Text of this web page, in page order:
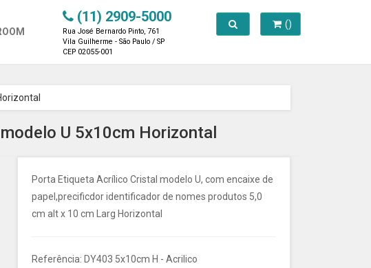
(11) 2909-5000
Rua José Bernardo Pinto, 761
Vila Guilherme - São Paulo / SP
CEP 02055-001
()
Toggle search
U 5x10cm Horizontal
Porta Etiqueta Acrílico Cristal modelo U, com encaixe de
papel,precificdor identificador de nomes produtos 5,0
cm alt x 10 cm Larg Horizontal
Referência: DY403 5x10cm H - Acrilico